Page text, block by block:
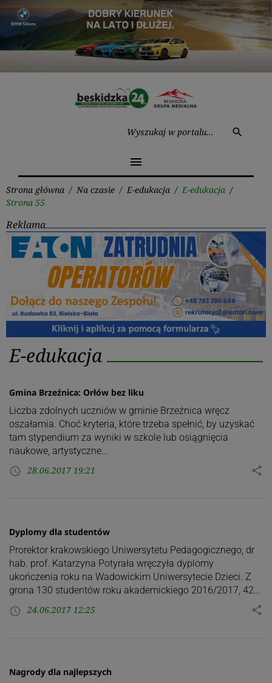
Przejdź
treści
search
menu
Strona główna / Na czasie / E-edukacja / E-edukacja /
Strona 55
Reklama
E-
edukacja
E-edukacja
Gmina Brzeźnica: Orłów bez liku
Liczba zdolnych uczniów w gminie Brzeźnica wręcz
oszałamia. Choć kryteria, które trzeba spełnić, by uzyskać
tam stypendium za wyniki w szkole lub osiągnięcia
naukowe, artystyczne…
access_time 28.06.2017 19:21 share
Dyplomy dla studentów
Prorektor krakowskiego Uniwersytetu Pedagogicznego, dr
hab. prof. Katarzyna Potyrała wręczyła dyplomy
ukończenia roku na Wadowickim Uniwersytecie Dzieci. Z
grona 130 studentów roku akademickiego 2016/2017, 42…
access_time 24.06.2017 12:25 share
Nagrody dla najlepszych